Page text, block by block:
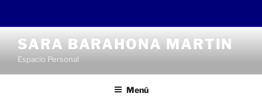
contenido
SARA BARAHONA MARTIN
Espacio Personal
Menú